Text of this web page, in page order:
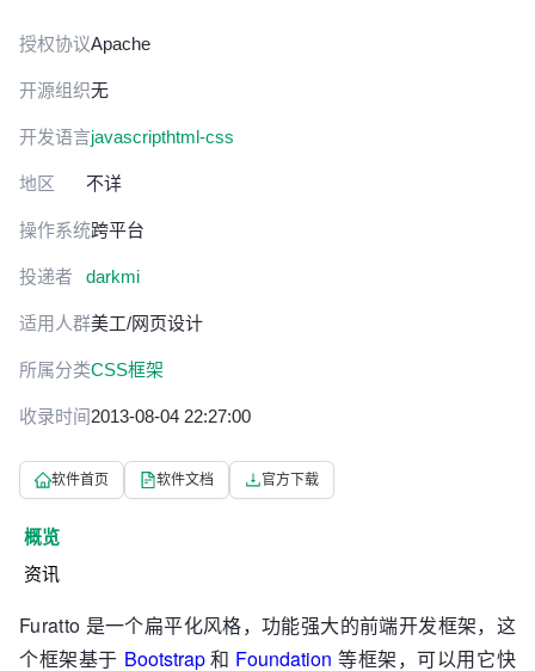
授权协议Apache
开源组织无
开发语言javascripthtml-css
地区 不详
操作系统跨平台
投递者 darkmi
适用人群美工/网页设计
所属分类CSS框架
收录时间2013-08-04 22:27:00
软件首页 软件文档 官方下载
概览
资讯
Furatto 是一个扁平化风格，功能强大的前端开发框架，这
个框架基于 Bootstrap和 Foundation 等框架，可以用它快